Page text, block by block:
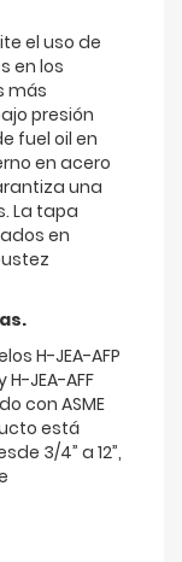
el uso de
en los
más
presión
fuel oil en
en acero
una
La tapa
en
H-JEA-AFP
JEA-AFF
con ASME
está
3/4” a 12”,